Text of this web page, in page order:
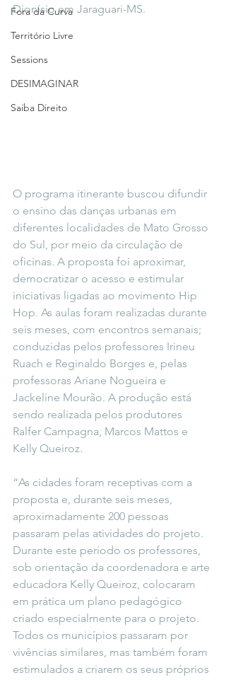
Fora da Curva
Território Livre
Sessions
DESIMAGINAR
Saiba Direito
Dionísio em Jaraguari-MS.
O programa itinerante buscou difundir
o ensino das danças urbanas em
diferentes localidades de Mato Grosso
do Sul, por meio da circulação de
oficinas. A proposta foi aproximar,
democratizar o acesso e estimular
iniciativas ligadas ao movimento Hip
Hop. As aulas foram realizadas durante
seis meses, com encontros semanais;
conduzidas pelos professores Irineu
Ruach e Reginaldo Borges e, pelas
professoras Ariane Nogueira e
Jackeline Mourão. A produção está
sendo realizada pelos produtores
Ralfer Campagna, Marcos Mattos e
Kelly Queiroz.
“As cidades foram receptivas com a
proposta e, durante seis meses,
aproximadamente 200 pessoas
passaram pelas atividades do projeto.
Durante este período os professores,
sob orientação da coordenadora e arte
educadora Kelly Queiroz, colocaram
em prática um plano pedagógico
criado especialmente para o projeto.
Todos os municípios passaram por
vivências similares, mas também foram
estimulados a criarem os seus próprios